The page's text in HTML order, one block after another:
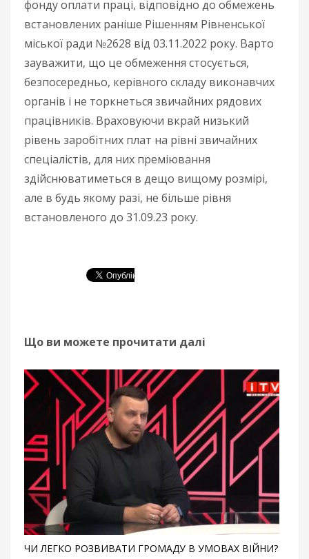
фонду оплати праці, відповідно до обмежень
встановлених раніше Рішенням Рівненської
міської ради №2628 від 03.11.2022 року. Варто
зауважити, що це обмеження стосується,
безпосередньо, керівного складу виконавчих
органів і не торкнеться звичайних рядових
працівників. Враховуючи вкрай низький
рівень заробітних плат на рівні звичайних
спеціалістів, для них преміювання
здійснюватиметься в дещо вищому розмірі,
але в будь якому разі, не більше рівня
встановленого до 31.09.23 року.
Що ви можете прочитати далі
ЧИ ЛЕГКО РОЗВИВАТИ ГРОМАДУ В УМОВАХ ВІЙНИ?